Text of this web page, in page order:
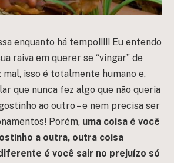
há tempo!!!!! Eu entendo
raiva em querer se “vingar” de
isso é totalmente humano e,
que nunca fez algo que não queria
ao outro – e nem precisa ser
Porém, uma coisa é você
a outra, outra coisa
é você sair no prejuízo só